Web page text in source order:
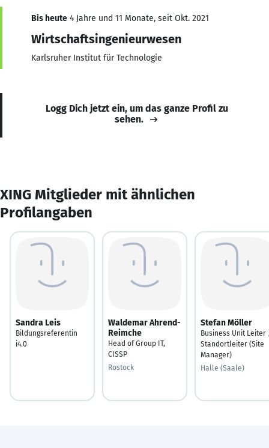
Bis heute 4 Jahre und 11 Monate, seit Okt. 2021
Wirtschaftsingenieurwesen
Karlsruher Institut für Technologie
Logg Dich jetzt ein, um das ganze Profil zu
sehen.
XING Mitglieder mit ähnlichen
Profilangaben
Sandra Leis
Bildungsreferentin
i4.0
Waldemar Ahrend-
Reimche
Head of Group IT,
CISSP
Rostock
Stefan Möller
Business Unit Leiter
Standortleiter (Site
Manager)
Halle (Saale)